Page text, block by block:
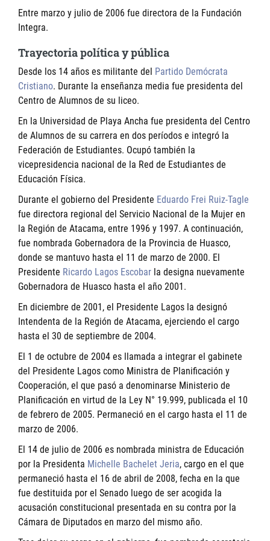
Entre marzo y julio de 2006 fue directora de la Fundación
Integra.
Trayectoria política y pública
Desde los 14 años es militante del Partido Demócrata
Cristiano. Durante la enseñanza media fue presidenta del
Centro de Alumnos de su liceo.
En la Universidad de Playa Ancha fue presidenta del Centro
de Alumnos de su carrera en dos períodos e integró la
Federación de Estudiantes. Ocupó también la
vicepresidencia nacional de la Red de Estudiantes de
Educación Física.
Durante el gobierno del Presidente Eduardo Frei Ruiz-Tagle
fue directora regional del Servicio Nacional de la Mujer en
la Región de Atacama, entre 1996 y 1997. A continuación,
fue nombrada Gobernadora de la Provincia de Huasco,
donde se mantuvo hasta el 11 de marzo de 2000. El
Presidente Ricardo Lagos Escobar la designa nuevamente
Gobernadora de Huasco hasta el año 2001.
En diciembre de 2001, el Presidente Lagos la designó
Intendenta de la Región de Atacama, ejerciendo el cargo
hasta el 30 de septiembre de 2004.
El 1 de octubre de 2004 es llamada a integrar el gabinete
del Presidente Lagos como Ministra de Planificación y
Cooperación, el que pasó a denominarse Ministerio de
Planificación en virtud de la Ley N° 19.999, publicada el 10
de febrero de 2005. Permaneció en el cargo hasta el 11 de
marzo de 2006.
El 14 de julio de 2006 es nombrada ministra de Educación
por la Presidenta Michelle Bachelet Jeria, cargo en el que
permaneció hasta el 16 de abril de 2008, fecha en la que
fue destituida por el Senado luego de ser acogida la
acusación constitucional presentada en su contra por la
Cámara de Diputados en marzo del mismo año.